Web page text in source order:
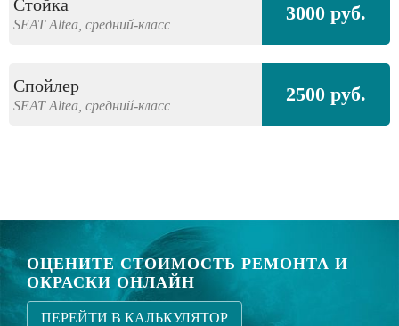
Стойка
SEATAltea, средний-класс 3000 руб.
Спойлер
SEATAltea, средний-класс 2500 руб.
ОЦЕНИТЕ СТОИМОСТЬ РЕМОНТА И
ОКРАСКИ ОНЛАЙН
ПЕРЕЙТИ В КАЛЬКУЛЯТОР